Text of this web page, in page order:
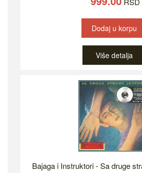
Dodaj u korpu
Više detalja
Bajaga i Instruktori - Sa druge